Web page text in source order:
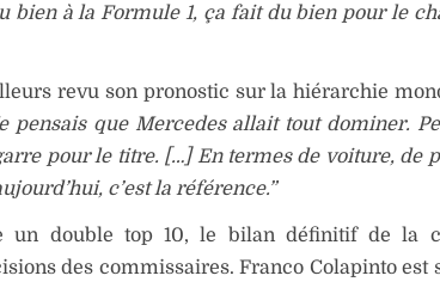
bien à la Formule 1, ça fait du bien pour le
revu son pronostic sur la hiérarchie
pensais que Mercedes allait tout dominer.
pour le titre. […] En termes de voiture, de
c’est la référence.”
un double top 10, le bilan définitif de la
des commissaires. Franco Colapinto est